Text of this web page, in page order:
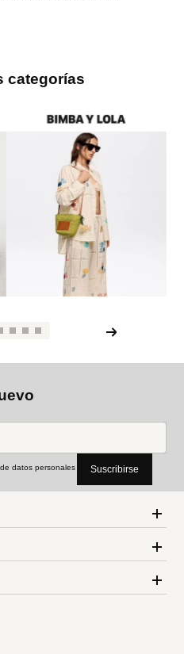
categorías
datos personales Suscribirse